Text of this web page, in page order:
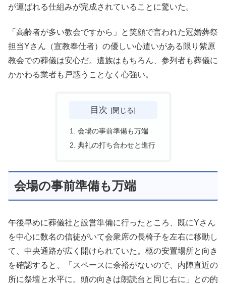
が運ばれる仕組みが完成されていることに驚いた。
「高齢者が多い教会ですから」と笑顔で言われた冠婚葬祭
担当Yさん（宣教奉仕者）の優しい心遣いがある限り紫原
教会での葬儀は安心だ。遺族はもちろん、参列者も葬儀に
かかわる業者も戸惑うことなく心強い。
目次
会場の事前準備も万端
典礼の打ち合わせと進行
会場の事前準備も万端
午後早めに葬儀社と設営準備に行ったところ、既にYさん
を中心に数名の信徒がいて会衆席の長椅子を左右に移動し
て、中央通路が広く開けられていた。柩の安置場所と向き
を確認すると、「スペースに余裕がないので、内陣直近の
所に祭壇と水平に。頭の向きは朗読台と同じ右に」との的